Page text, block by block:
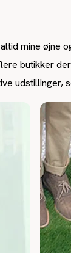
mine øjne
butikker
udstillinger,